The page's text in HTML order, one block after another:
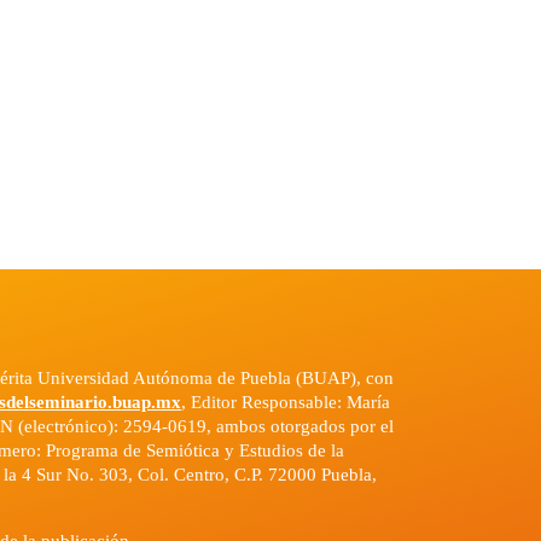
Universidad Autónoma de Puebla (BUAP), con
, Editor Responsable: María
(electrónico): 2594-0619, ambos otorgados por el
Programa de Semiótica y Estudios de la
4 Sur No. 303, Col. Centro, C.P. 72000 Puebla,